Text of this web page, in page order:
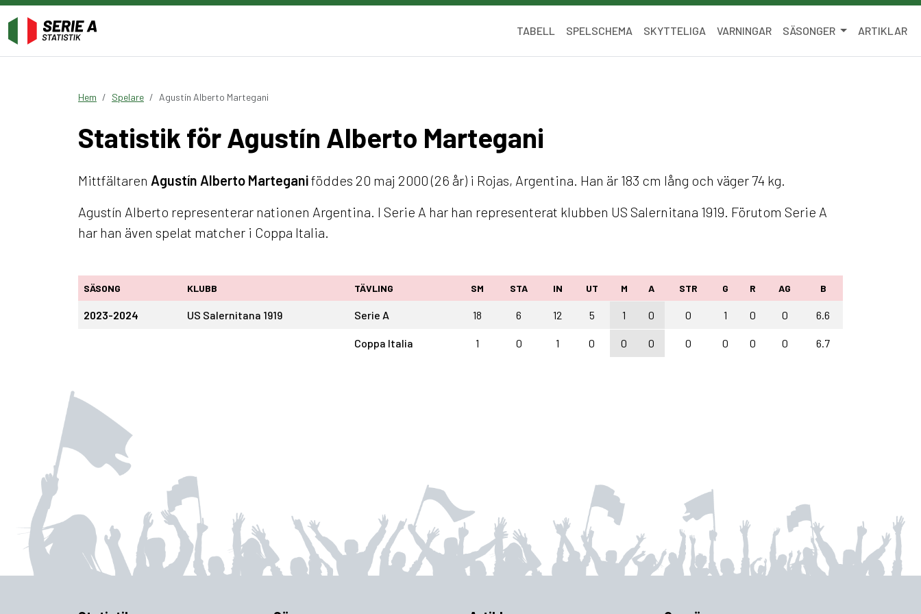
TABELL SPELSCHEMA SKYTTELIGA VARNINGAR SÄSONGER ARTIKLAR
Hem Spelare Agustín Alberto Martegani
Statistik för Agustín Alberto Martegani
Mittfältaren Agustín Alberto Marteganiföddes 20 maj 2000 (26 år) i Rojas, Argentina. Han är 183 cm lång och väger 74 kg.
Agustín Alberto representerar nationen Argentina. I Serie A har han representerat klubben US Salernitana 1919. Förutom Serie A
har han även spelat matcher i Coppa Italia.
SÄSONG KLUBB TÄVLING SM STA IN UT M A STR G R AG B
2023-2024 US Salernitana 1919 Serie A 18 6 12 5 1 0 0 1 0 0 6.6
Coppa Italia 1 0 1 0 0 0 0 0 0 0 6.7